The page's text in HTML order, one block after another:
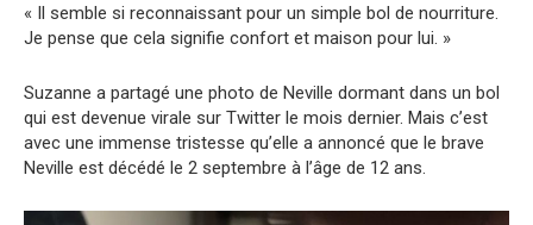
« Il semble si reconnaissant pour un simple bol de nourriture.
Je pense que cela signifie confort et maison pour lui. »
Suzanne a partagé une photo de Neville dormant dans un bol
qui est devenue virale sur Twitter le mois dernier. Mais c’est
avec une immense tristesse qu’elle a annoncé que le brave
Neville est décédé le 2 septembre à l’âge de 12 ans.